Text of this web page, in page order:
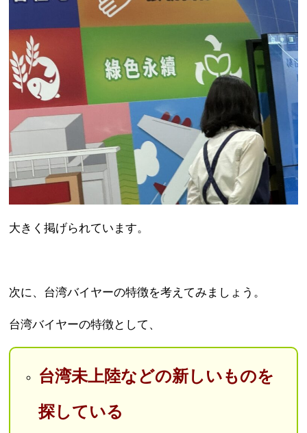
大きく掲げられています。
次に、台湾バイヤーの特徴を考えてみましょう。
台湾バイヤーの特徴として、
台湾未上陸などの新しいものを
探している